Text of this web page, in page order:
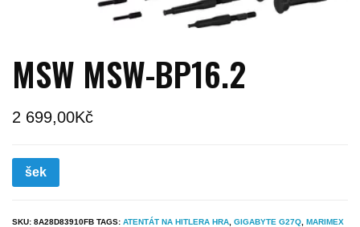
MSW MSW-BP16.2
2 699,00Kč
šek
SKU: 8A28D83910FB TAGS: ATENTÁT NA HITLERA HRA GIGABYTE G27Q MARIMEX